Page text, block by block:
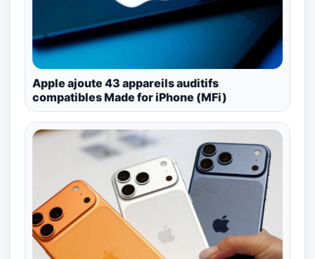
Apple ajoute 43 appareils auditifs
compatibles Made for iPhone (MFi)